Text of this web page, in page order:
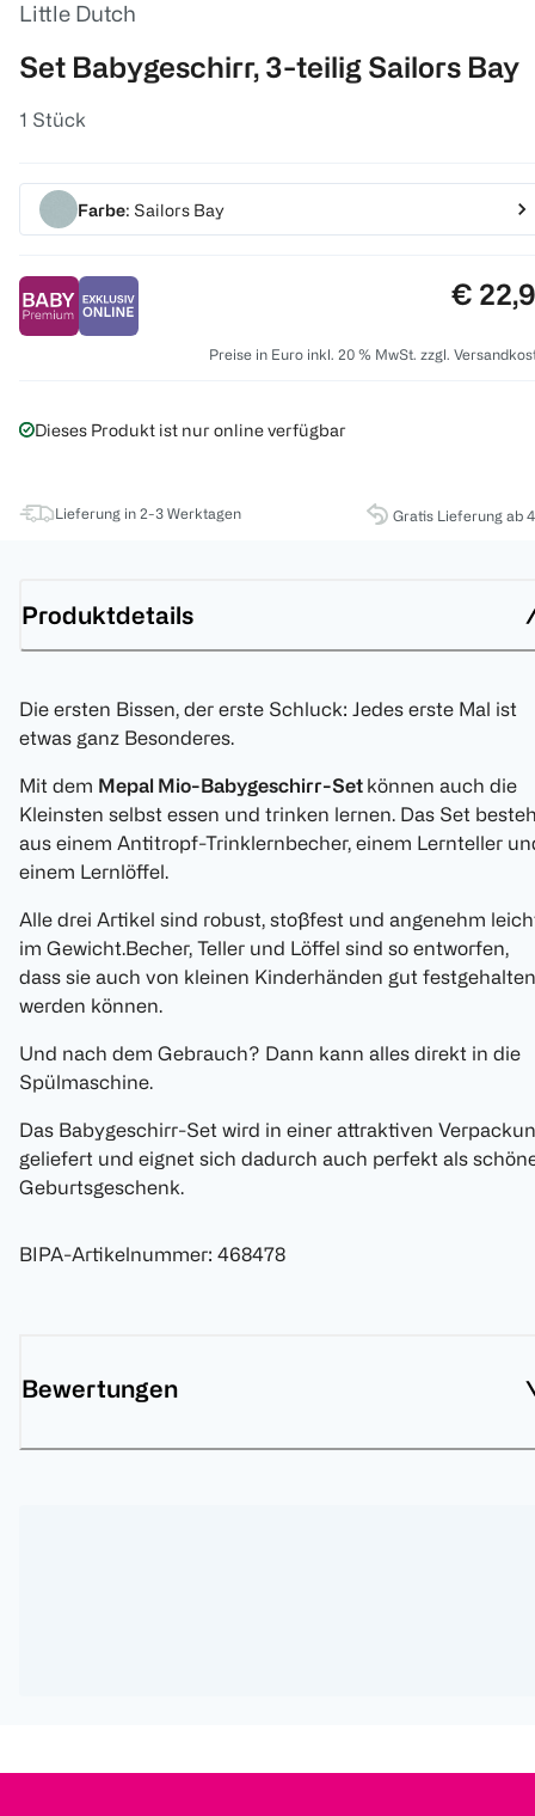
Little Dutch
Set Babygeschirr, 3-teilig Sailors Bay
1 Stück
Farbe: Sailors Bay
Preis:
€
Preise in Euro inkl. 20 % MwSt. zzgl.
Dieses Produkt ist nur online verfügbar
Lieferung in 2-3 Werktagen Gratis Lieferung ab
Produktdetails
Die ersten Bissen, der erste Schluck: Jedes erste Mal ist
etwas ganz Besonderes.
Mit dem Mepal Mio-Babygeschirr-Set können auch die
Kleinsten selbst essen und trinken lernen. Das Set
aus einem Antitropf-Trinklernbecher, einem Lernteller
einem Lernlöffel.
Alle drei Artikel sind robust, stoßfest und angenehm
im Gewicht.Becher, Teller und Löffel sind so entworfen,
dass sie auch von kleinen Kinderhänden gut festgehalten
werden können.
Und nach dem Gebrauch? Dann kann alles direkt in die
Spülmaschine.
Das Babygeschirr-Set wird in einer attraktiven
geliefert und eignet sich dadurch auch perfekt als
Geburtsgeschenk.
BIPA-Artikelnummer: 468478
Bewertungen